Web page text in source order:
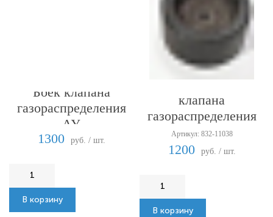
Боек клапана
газораспределения
АУ
1300
руб. / шт.
В корзину
Боек/колпачок штока
клапана
газораспределения
А2У
Артикул: 832-11038
1200 руб. / шт.
В корзину